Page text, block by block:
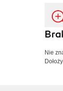
Nie